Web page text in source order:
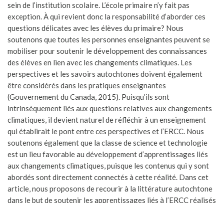
sein de l’institution scolaire. L’école primaire n’y fait pas
exception. À qui revient donc la responsabilité d’aborder ces
questions délicates avec les élèves du primaire? Nous
soutenons que toutes les personnes enseignantes peuvent se
mobiliser pour soutenir le développement des connaissances
des élèves en lien avec les changements climatiques. Les
perspectives et les savoirs autochtones doivent également
être considérés dans les pratiques enseignantes
(Gouvernement du Canada, 2015). Puisqu’ils sont
intrinsèquement liés aux questions relatives aux changements
climatiques, il devient naturel de réfléchir à un enseignement
qui établirait le pont entre ces perspectives et l’ERCC. Nous
soutenons également que la classe de science et technologie
est un lieu favorable au développement d’apprentissages liés
aux changements climatiques, puisque les contenus qui y sont
abordés sont directement connectés à cette réalité. Dans cet
article, nous proposons de recourir à la littérature autochtone
dans le but de soutenir les apprentissages liés à l’ERCC réalisés